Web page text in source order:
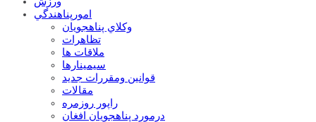
امورپناهندگي
وکلاي پناهجويان
تظاهرات
ملاقات ها
سيمينارها
قوانين ومقررات جديد
مقالات
راپور روزمره
درمورد پناهجويان افغان